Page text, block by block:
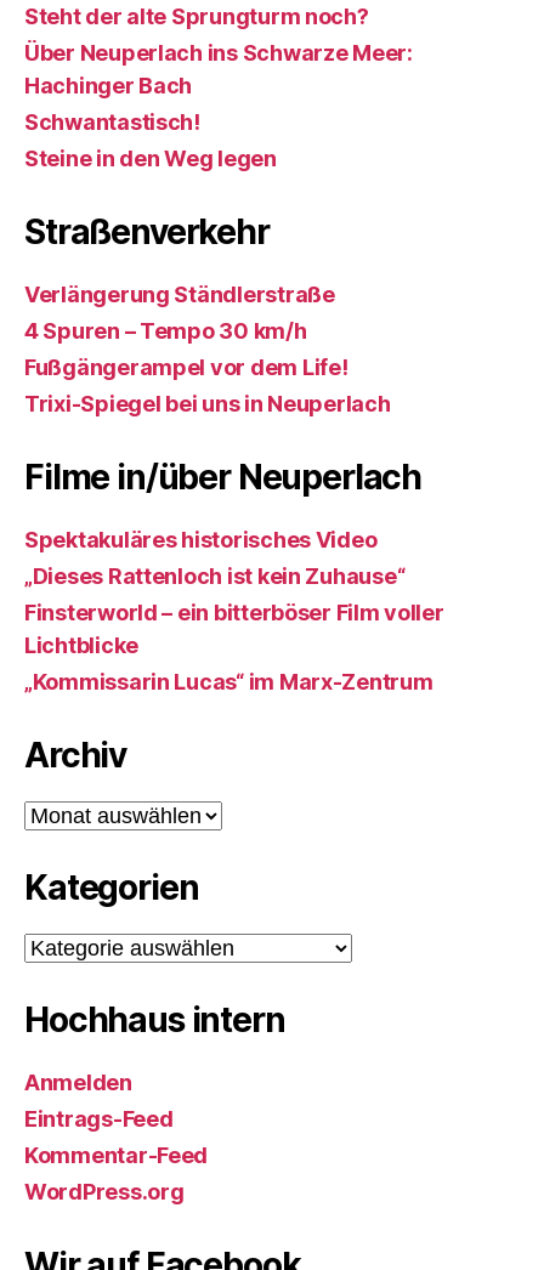
Steht der alte Sprungturm noch?
Über Neuperlach ins Schwarze Meer:
Hachinger Bach
Schwantastisch!
Steine in den Weg legen
Straßenverkehr
Verlängerung Ständlerstraße
4 Spuren – Tempo 30 km/h
Fußgängerampel vor dem Life!
Trixi-Spiegel bei uns in Neuperlach
Filme in/über Neuperlach
Spektakuläres historisches Video
„Dieses Rattenloch ist kein Zuhause“
Finsterworld – ein bitterböser Film voller
Lichtblicke
„Kommissarin Lucas“ im Marx-Zentrum
Archiv
Archiv
Kategorien
Kategorien
Hochhaus intern
Anmelden
Eintrags-Feed
Kommentar-Feed
WordPress.org